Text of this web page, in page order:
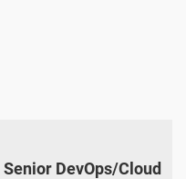
Senior DevOps/Cloud